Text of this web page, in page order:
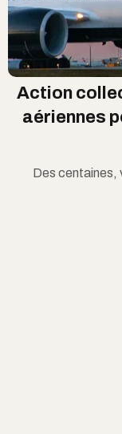
Action
aériennes
Des centaines,